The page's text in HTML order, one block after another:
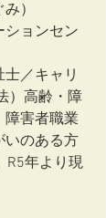
）
ションセン
／キャリ
）高齢・障
障害者職業
いのある方
R5年より現